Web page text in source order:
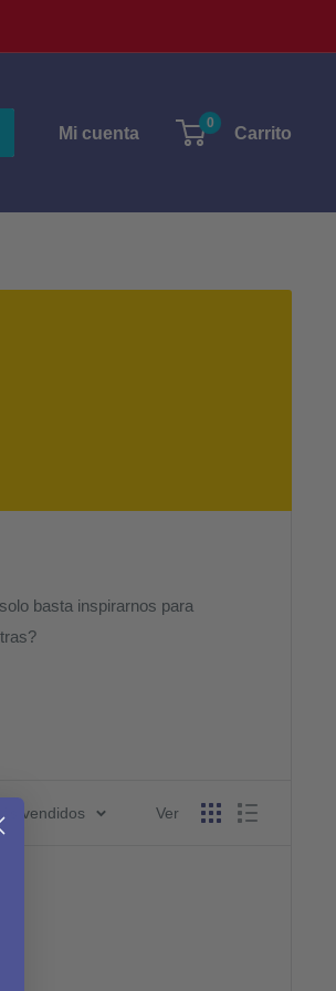
Mi cuenta
0
Carrito
basta inspirarnos para
vendidos Ver